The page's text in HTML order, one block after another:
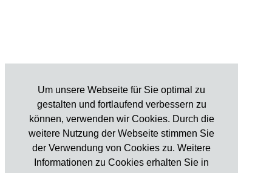
Um unsere Webseite für Sie optimal zu
gestalten und fortlaufend verbessern zu
können, verwenden wir Cookies. Durch die
weitere Nutzung der Webseite stimmen Sie
der Verwendung von Cookies zu. Weitere
Informationen zu Cookies erhalten Sie in